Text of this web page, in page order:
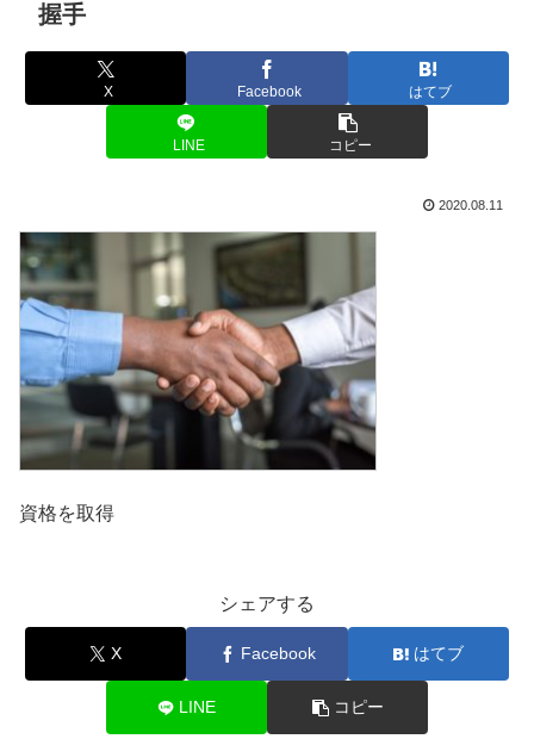
握手
X Facebook はてブ
LINE コピー
2020.08.11
資格を取得
シェアする
X Facebook はてブ
LINE コピー